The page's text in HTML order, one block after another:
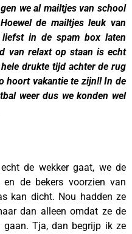
we al mailtjes van school
de mailtjes leuk van
in de spam box laten
van relaxt op staan is echt
drukte tijd achter de rug
hoort vakantie te zijn!! In de
weer dus we konden wel
de wekker gaat, we de
de bekers voorzien van
kan dicht. Nou hadden ze
dan alleen omdat ze de
Tja, dan begrijp ik ze